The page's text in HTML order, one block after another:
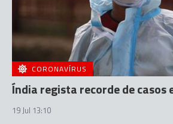
CORONAVÍRUS
Índia regista recorde de casos
19 Jul 13:10